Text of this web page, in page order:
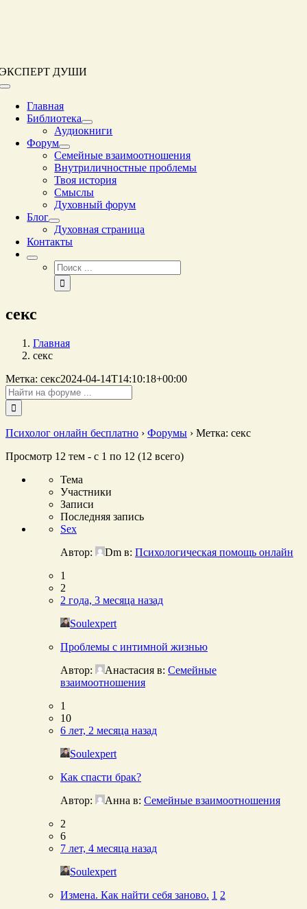
ЭКСПЕРТ ДУШИ
Переключение
навигацииГлавная
Библиотека
Аудиокниги
Форум
Семейные взаимоотношения
Внутриличностные проблемы
Твоя история
Смыслы
Духовный форум
Блог
Духовная страница
Контакты
Результат
поиска:
секс
Главная
секс
Метка: секс2024-04-14T14:10:18+00:00
Поиск:
Психолог онлайн бесплатно › Форумы › Метка: секс
Просмотр 12 тем - с 1 по 12 (12 всего)
Тема
Участники
Записи
Последняя запись
Sex
Автор:
Dm в: Психологическая помощь онлайн
1
2
2 года, 3 месяца назад
Soulexpert
Проблемы с интимной жизнью
Автор:
Анастасия в: Семейные
взаимоотношения
1
10
6 лет, 2 месяца назад
Soulexpert
Как спасти брак?
Автор:
Анна в: Семейные взаимоотношения
2
6
7 лет, 4 месяца назад
Soulexpert
Измена. Как найти себя заново. 1 2